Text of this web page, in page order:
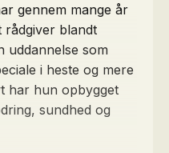
gennem mange år
blandt
uddannelse som
i heste og mere
har hun opbygget
sundhed og